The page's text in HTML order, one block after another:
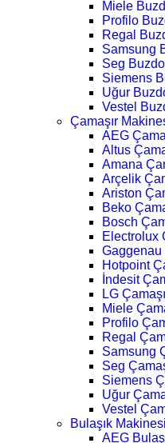
Miele
Profilo
Regal
Samsung
Seg
Siemens
Uğur
Vestel
Çamaşır
AEG
Altus
Amana
Arçelik
Ariston
Beko
Bosch
Electrolux
Gaggenau
Hotpoint
İndesit
LG
Miele
Profilo
Regal
Samsung
Seg
Siemens
Uğur
Vestel
Bulaşık
AEG